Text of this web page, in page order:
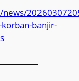
banjir-